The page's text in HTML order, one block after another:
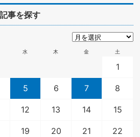
事を探す
水 木 金 土
1
5 6 7 8
12 13 14 15
19 20 21 22